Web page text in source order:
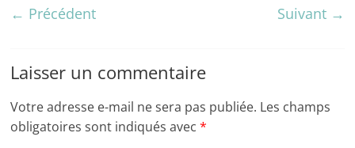
← Précédent Suivant →
Laisser un commentaire
Votre adresse e-mail ne sera pas publiée. Les champs
obligatoires sont indiqués avec*